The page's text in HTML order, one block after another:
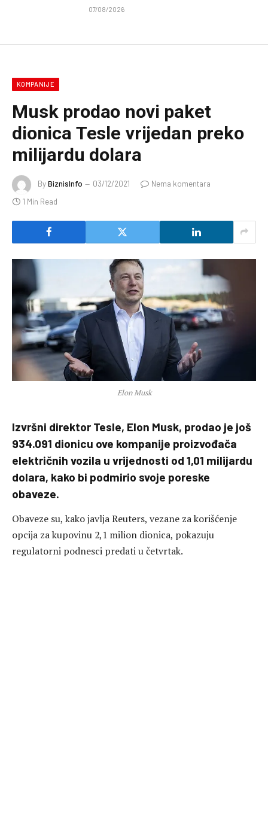
07/08/2026
KOMPANIJE
Musk prodao novi paket
dionica Tesle vrijedan preko
milijardu dolara
ByBiznisInfo 03/12/2021
Nema komentara
1 Min Read
Elon Musk
Izvršni direktor Tesle, Elon Musk, prodao je još
934.091 dionicu ove kompanije proizvođača
električnih vozila u vrijednosti od 1,01 milijardu
dolara, kako bi podmirio svoje poreske
obaveze.
Obaveze su, kako javlja Reuters, vezane za korišćenje
opcija za kupovinu 2,1 milion dionica, pokazuju
regulatorni podnesci predati u četvrtak.